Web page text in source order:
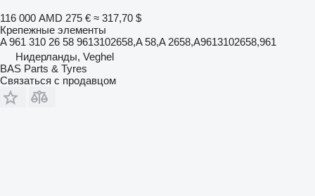
116 000 AMD 275 € ≈ 317,70 $
Крепежные элементы
A 961 310 26 58 9613102658,A 58,A 2658,A9613102658,961
Нидерланды, Veghel
BAS Parts & Tyres
Связаться с продавцом